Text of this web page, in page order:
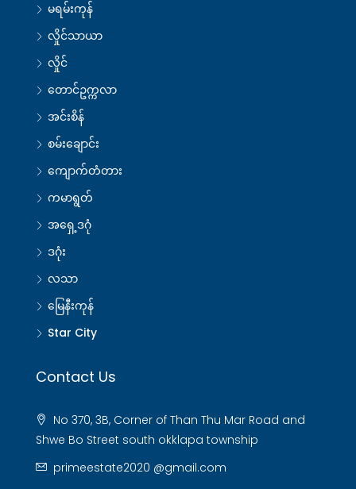
မရမ်းကုန်
လှိုင်သာယာ
လှိုင်
တောင်ဥက္ကလာ
အင်းစိန်
စမ်းချောင်း
ကျောက်တံတား
ကမာရွတ်
အရှေ့ဒဂုံ
ဒဂုံး
လသာ
မြေနီးကုန်
Star City
Contact Us
No 370, 3B, Corner of Than Thu Mar Road and
Shwe Bo Street south okklapa township
primeestate2020 @gmail.com